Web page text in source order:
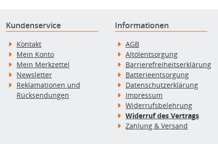
Kundenservice
Kontakt
Mein Konto
Mein Merkzettel
Newsletter
Reklamationen und
Rücksendungen
Informationen
AGB
Altölentsorgung
Barrierefreiheitserklärung
Batterieentsorgung
Datenschutzerklärung
Impressum
Widerrufsbelehrung
Widerruf des Vertrags
Zahlung & Versand